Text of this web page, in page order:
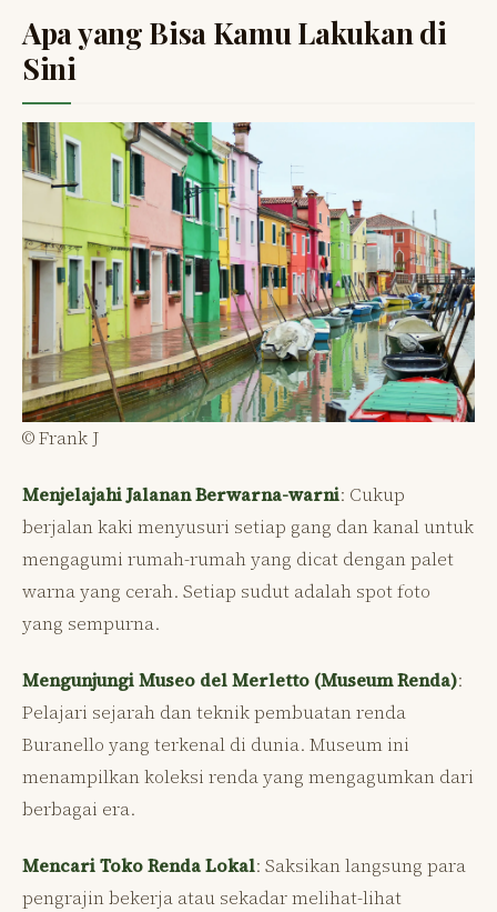
Apa yang Bisa Kamu Lakukan di
Sini
© Frank J
Menjelajahi Jalanan Berwarna-warni: Cukup
berjalan kaki menyusuri setiap gang dan kanal untuk
mengagumi rumah-rumah yang dicat dengan palet
warna yang cerah. Setiap sudut adalah spot foto
yang sempurna.
Mengunjungi Museo del Merletto (Museum Renda):
Pelajari sejarah dan teknik pembuatan renda
Buranello yang terkenal di dunia. Museum ini
menampilkan koleksi renda yang mengagumkan dari
berbagai era.
Mencari Toko Renda Lokal: Saksikan langsung para
pengrajin bekerja atau sekadar melihat-lihat